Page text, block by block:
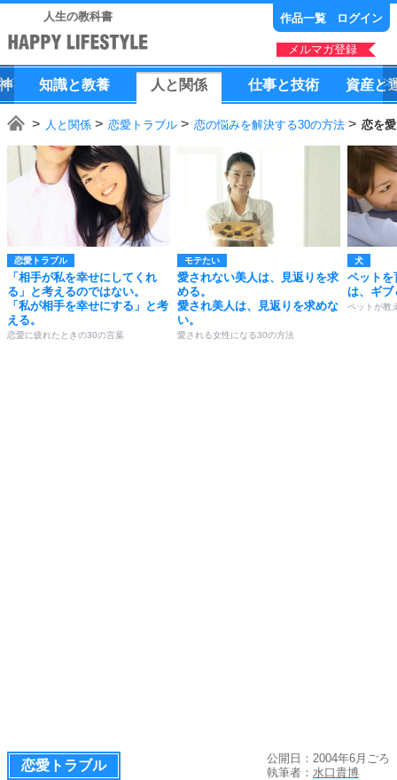
人生の教科書 作品一覧 ログイン
メルマガ登録
知識と教養 人 と 関係 仕事と技術 資産と
人と関係 恋愛トラブル 恋の悩みを解決する30の方法 恋を
恋愛トラブル
「相手が私を幸せにしてくれ
る」と考えるのではない。
「私が相手を幸せにする」と考
える。
恋愛に疲れたときの30の言葉
モテたい
愛されない美人は、見返りを求
める。
愛され美人は、見返りを求めな
い。
愛される女性になる30の方法
犬
ペットを
は、ギブ
ペットが教
恋愛トラブル
公開日：2004年6月ごろ
執筆者： 水口貴博